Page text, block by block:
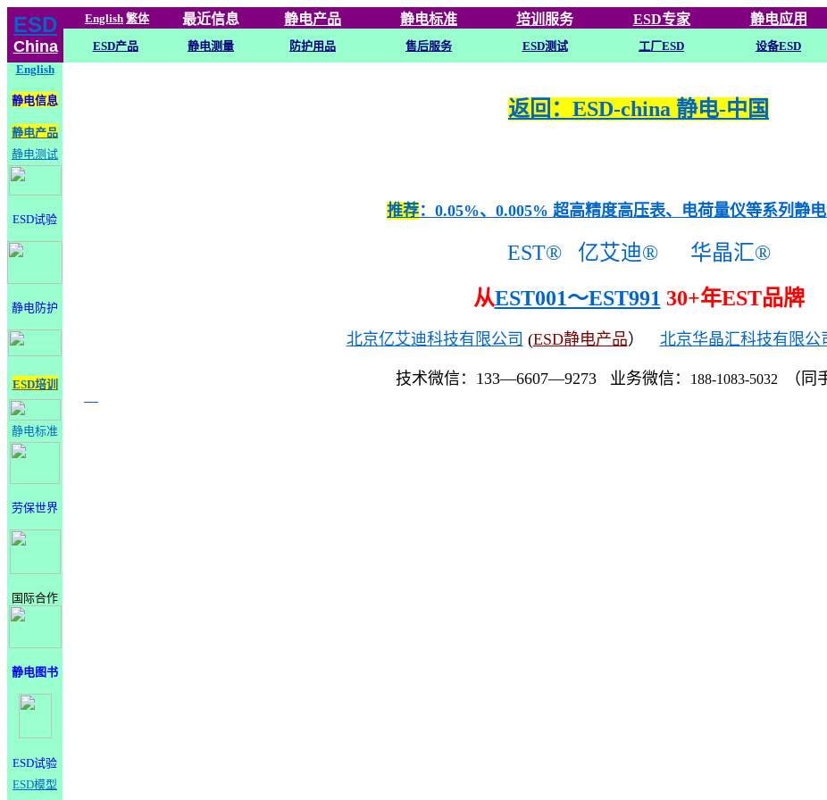
ESD
China
English 繁体 最近信息 静电产品 静电标准 培训 服务 ESD专家 静电应用
ESD产品 静电测量 防护用品 售后服务 ESD测试 工厂ESD 设备ESD
English
静电信息
静电产品
静电测试
ESD试验
静电防护
ESD培训
静电标准
劳保世界
国际合作
静电图书
ESD试验
ESD模型
返回：ESD-china 静电-中国
推荐：0.05%、0.005% 超高精度高压表、电荷量仪等系列静
EST® 亿艾迪®
华晶汇®
从EST001～EST991 30+年EST品牌
北京亿艾迪科技有限公司 (ESD静电产品） 北京华晶汇科技有限公
技术微信：133—6607—9273 业务微信： 188-1083-5032 （同